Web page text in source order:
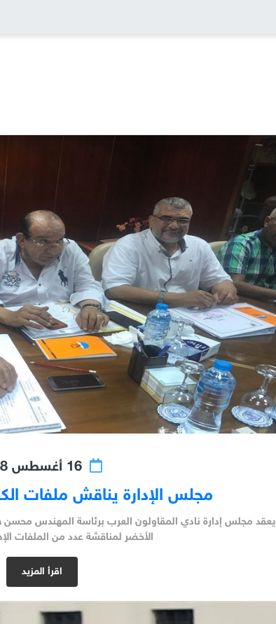
16 أغسطس 2018
مجلس الإدارة يناقش ملفات
يعقد مجلس إدارة نادي المقاولون العرب برئاسة المهندس محسن
الأخضر لمناقشة عدد من الملفات
اقرأ المزيد